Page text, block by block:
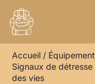
contenu
Accueil
Signaux de
des vies
e
h
e